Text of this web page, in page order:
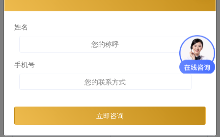
姓名
手机号
立即咨询